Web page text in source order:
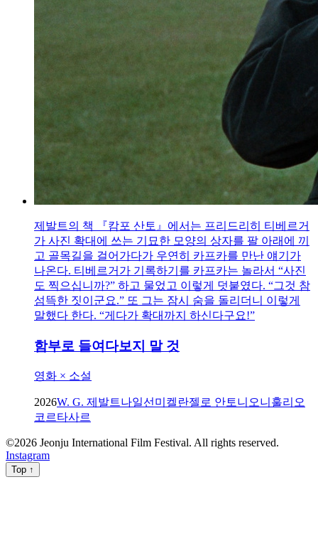
제발트의 책 『캄포 산토』에서는 프리드리히 티베르거
가 사진 확대에 쓰는 기묘한 모양의 상자를 팔 아래에 끼
고 골목길을 걸어가다가 우연히 카프카를 만난 얘기가
나온다. 티베르거가 기록하기를 카프카는 놀라서 “사진
도 찍으십니까?” 하고 물었고 이렇게 덧붙였다. “그것 참
섬뜩한 짓이군요.” 또 그는 잠시 숨을 돌리더니 이렇게
말했다 한다. “게다가 확대까지 하신다구요!”
함부로 들여다보지 말 것
영화 × 소설
2026W. G. 제발트나일선 미켈란젤로 안토니오니 훌리오
코르타사르
©2026 Jeonju International Film Festival. All rights reserved.
Instagram
Top ↑